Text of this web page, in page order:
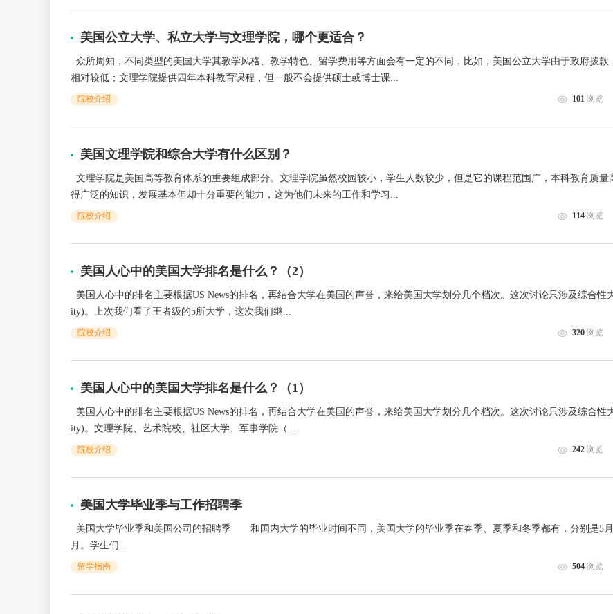
美国公立大学、私立大学与文理学院，哪个更适合？
众所周知，不同类型的美国大学其教学风格、教学特色、留学费用等方面会有一定的不同，比如，美国公立大学由于政府拨款
相对较低；文理学院提供四年本科教育课程，但一般不会提供硕士或博士课...
院校介绍 101 浏览
美国文理学院和综合大学有什么区别？
文理学院是美国高等教育体系的重要组成部分。文理学院虽然校园较小，学生人数较少，但是它的课程范围广，本科教育质量
得广泛的知识，发展基本但却十分重要的能力，这为他们未来的工作和学习...
院校介绍 114 浏览
美国人心中的美国大学排名是什么？（2）
美国人心中的排名主要根据US News的排名，再结合大学在美国的声誉，来给美国大学划分几个档次。这次讨论只涉及综合性
ity)。上次我们看了王者级的5所大学，这次我们继...
院校介绍 320 浏览
美国人心中的美国大学排名是什么？（1）
美国人心中的排名主要根据US News的排名，再结合大学在美国的声誉，来给美国大学划分几个档次。这次讨论只涉及综合性
ity)。文理学院、艺术院校、社区大学、军事学院（...
院校介绍 242 浏览
美国大学毕业季与工作招聘季
美国大学毕业季和美国公司的招聘季 和国内大学的毕业时间不同，美国大学的毕业季在春季、夏季和冬季都有，分别是5
月。学生们...
留学指南 504 浏览